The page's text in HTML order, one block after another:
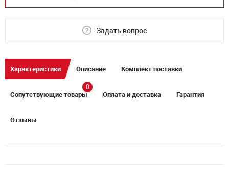
Задать вопрос
Характеристики Описание Комплект поставки
Сопутствующие товары
0
Оплата и доставка Гарантия
Отзывы